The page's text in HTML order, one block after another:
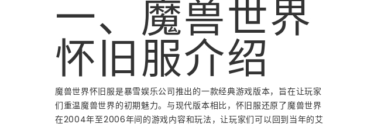
一、魔兽世界
怀旧服介绍
魔兽世界怀旧服是暴雪娱乐公司推出的一款经典游戏版本，旨在让玩家
们重温魔兽世界的初期魅力。与现代版本相比，怀旧服还原了魔兽世界
在2004年至2006年间的游戏内容和玩法，让玩家们可以回到当年的艾